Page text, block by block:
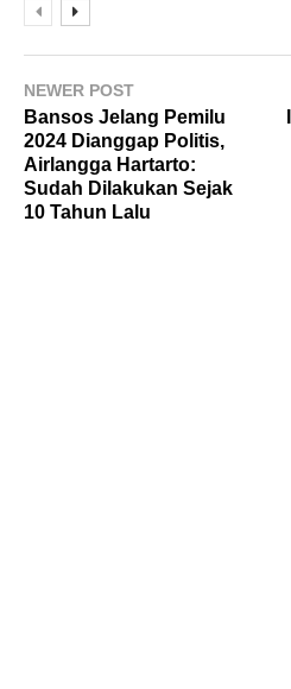
NEWER POST
Bansos Jelang Pemilu
2024 Dianggap Politis,
Airlangga Hartarto:
Sudah Dilakukan Sejak
10 Tahun Lalu